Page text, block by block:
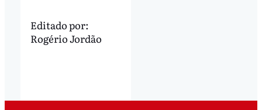
Editado por:
Rogério Jordão